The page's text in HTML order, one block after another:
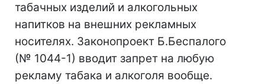
табачных изделий и алкогольных
напитков на внешних рекламных
носителях. Законопроект Б.Беспалого
(№ 1044-1) вводит запрет на любую
рекламу табака и алкоголя вообще.